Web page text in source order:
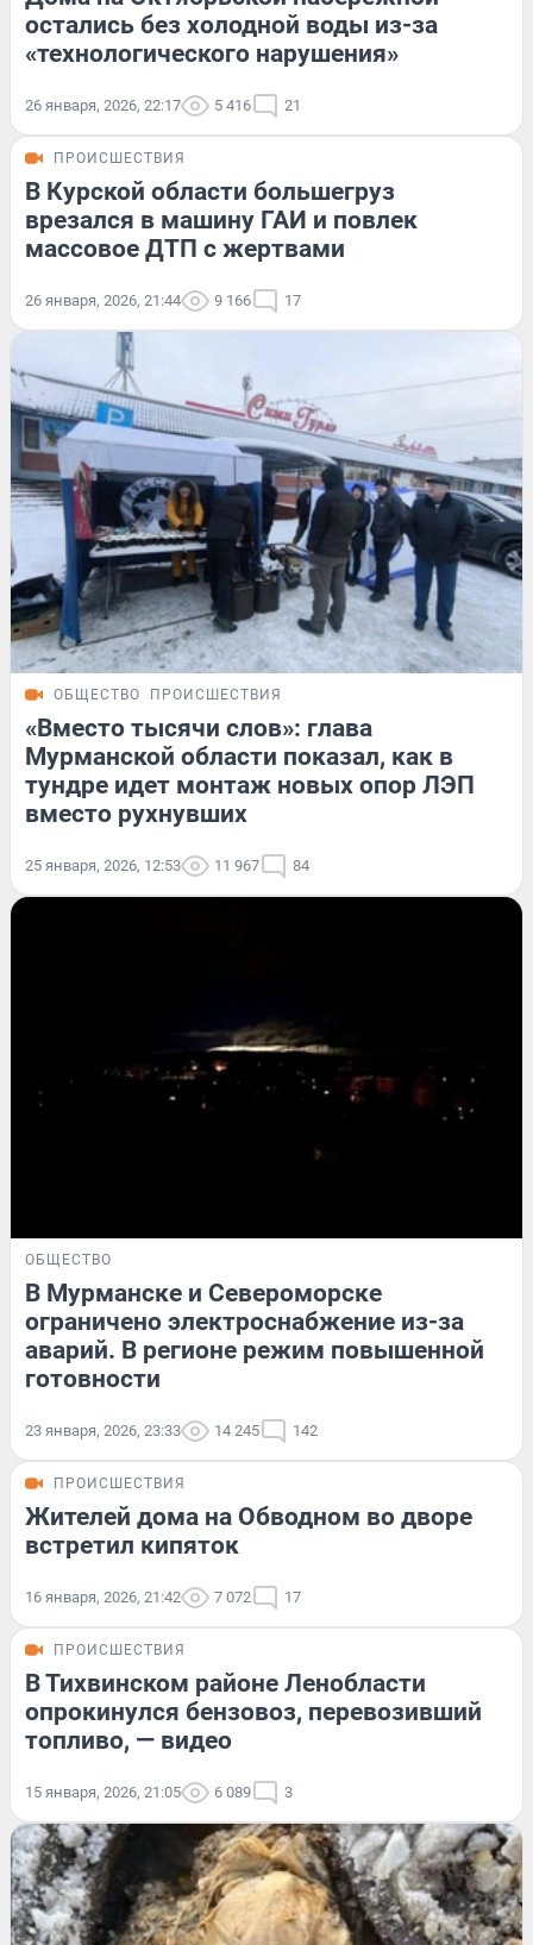
остались без холодной воды из-за
«технологического нарушения»
26 января, 2026, 22:17 5 416 21
ПРОИСШЕСТВИЯ
В Курской области большегруз
врезался в машину ГАИ и повлек
массовое ДТП с жертвами
26 января, 2026, 21:44 9 166 17
ОБЩЕСТВО ПРОИСШЕСТВИЯ
«Вместо тысячи слов»: глава
Мурманской области показал, как в
тундре идет монтаж новых опор ЛЭП
вместо рухнувших
25 января, 2026, 12:53 11 967 84
ОБЩЕСТВО
В Мурманске и Североморске
ограничено электроснабжение из-за
аварий. В регионе режим повышенной
готовности
23 января, 2026, 23:33 14 245 142
ПРОИСШЕСТВИЯ
Жителей дома на Обводном во дворе
встретил кипяток
16 января, 2026, 21:42 7 072 17
ПРОИСШЕСТВИЯ
В Тихвинском районе Ленобласти
опрокинулся бензовоз, перевозивший
топливо, — видео
15 января, 2026, 21:05 6 089 3